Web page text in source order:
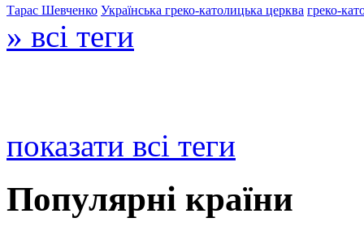
Тарас Шевченко Українська греко-католицька церква греко-
» всі теги
показати всі теги
Популярні країни